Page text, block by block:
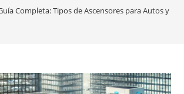
Completa: Tipos de Ascensores para Autos y